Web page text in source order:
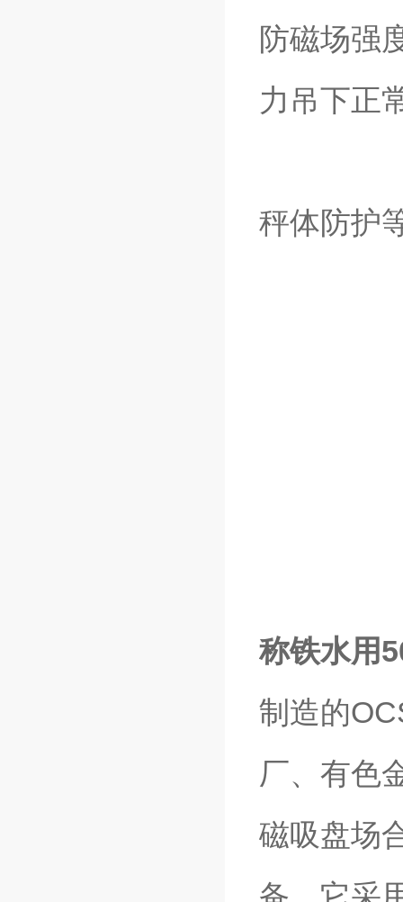
防磁场强
力吊下正
秤体防护
称铁水用
制造的
厂、有色
磁吸盘场